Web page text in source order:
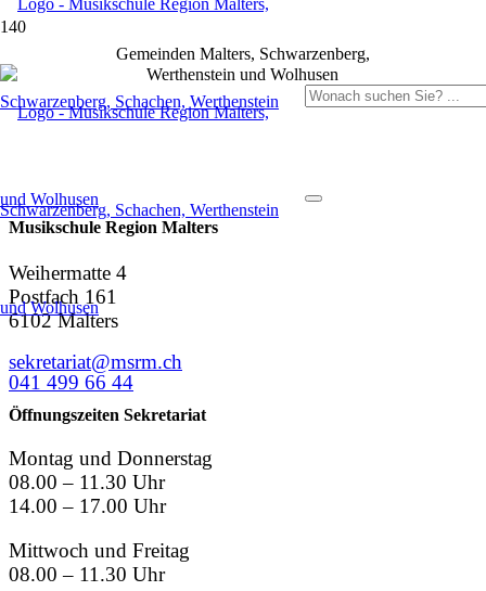
Gemeinden Malters, Schwarzenberg,
Werthenstein und Wolhusen
Musikschule Region Malters
Weihermatte 4
Postfach 161
6102 Malters
sekretariat@msrm.ch
041 499 66 44
Öffnungszeiten Sekretariat
Montag und Donnerstag
08.00 – 11.30 Uhr
14.00 – 17.00 Uhr
Mittwoch und Freitag
08.00 – 11.30 Uhr